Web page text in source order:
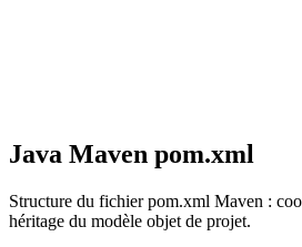
Java Maven pom.xml
Structure du fichier pom.xml Maven :
héritage du modèle objet de projet.